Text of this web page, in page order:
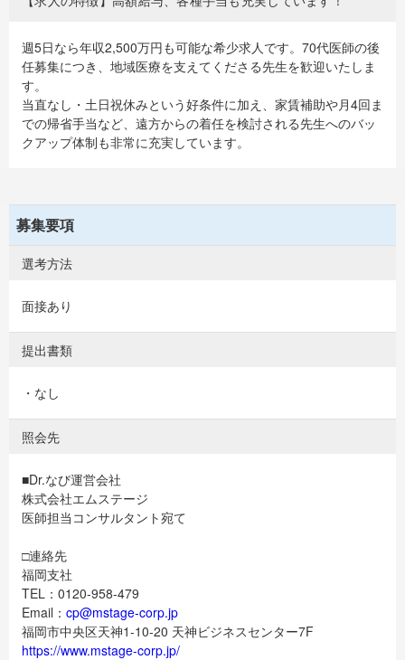
週5日なら年収2,500万円も可能な希少求人です。70代医師の後
任募集につき、地域医療を支えてくださる先生を歓迎いたしま
す。
当直なし・土日祝休みという好条件に加え、家賃補助や月4回ま
での帰省手当など、遠方からの着任を検討される先生へのバッ
クアップ体制も非常に充実しています。
募集要項
選考方法
面接あり
提出書類
・なし
照会先
■Dr.なび運営会社
株式会社エムステージ
医師担当コンサルタント宛て
□連絡先
福岡支社
TEL：0120-958-479
Email： cp@mstage-corp.jp
福岡市中央区天神1-10-20 天神ビジネスセンター7F
https://www.mstage-corp.jp/